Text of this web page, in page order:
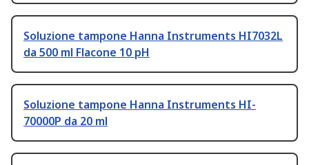
Soluzione tampone Hanna Instruments HI7032L
da 500 ml Flacone 10 pH
Soluzione tampone Hanna Instruments HI-
70000P da 20 ml